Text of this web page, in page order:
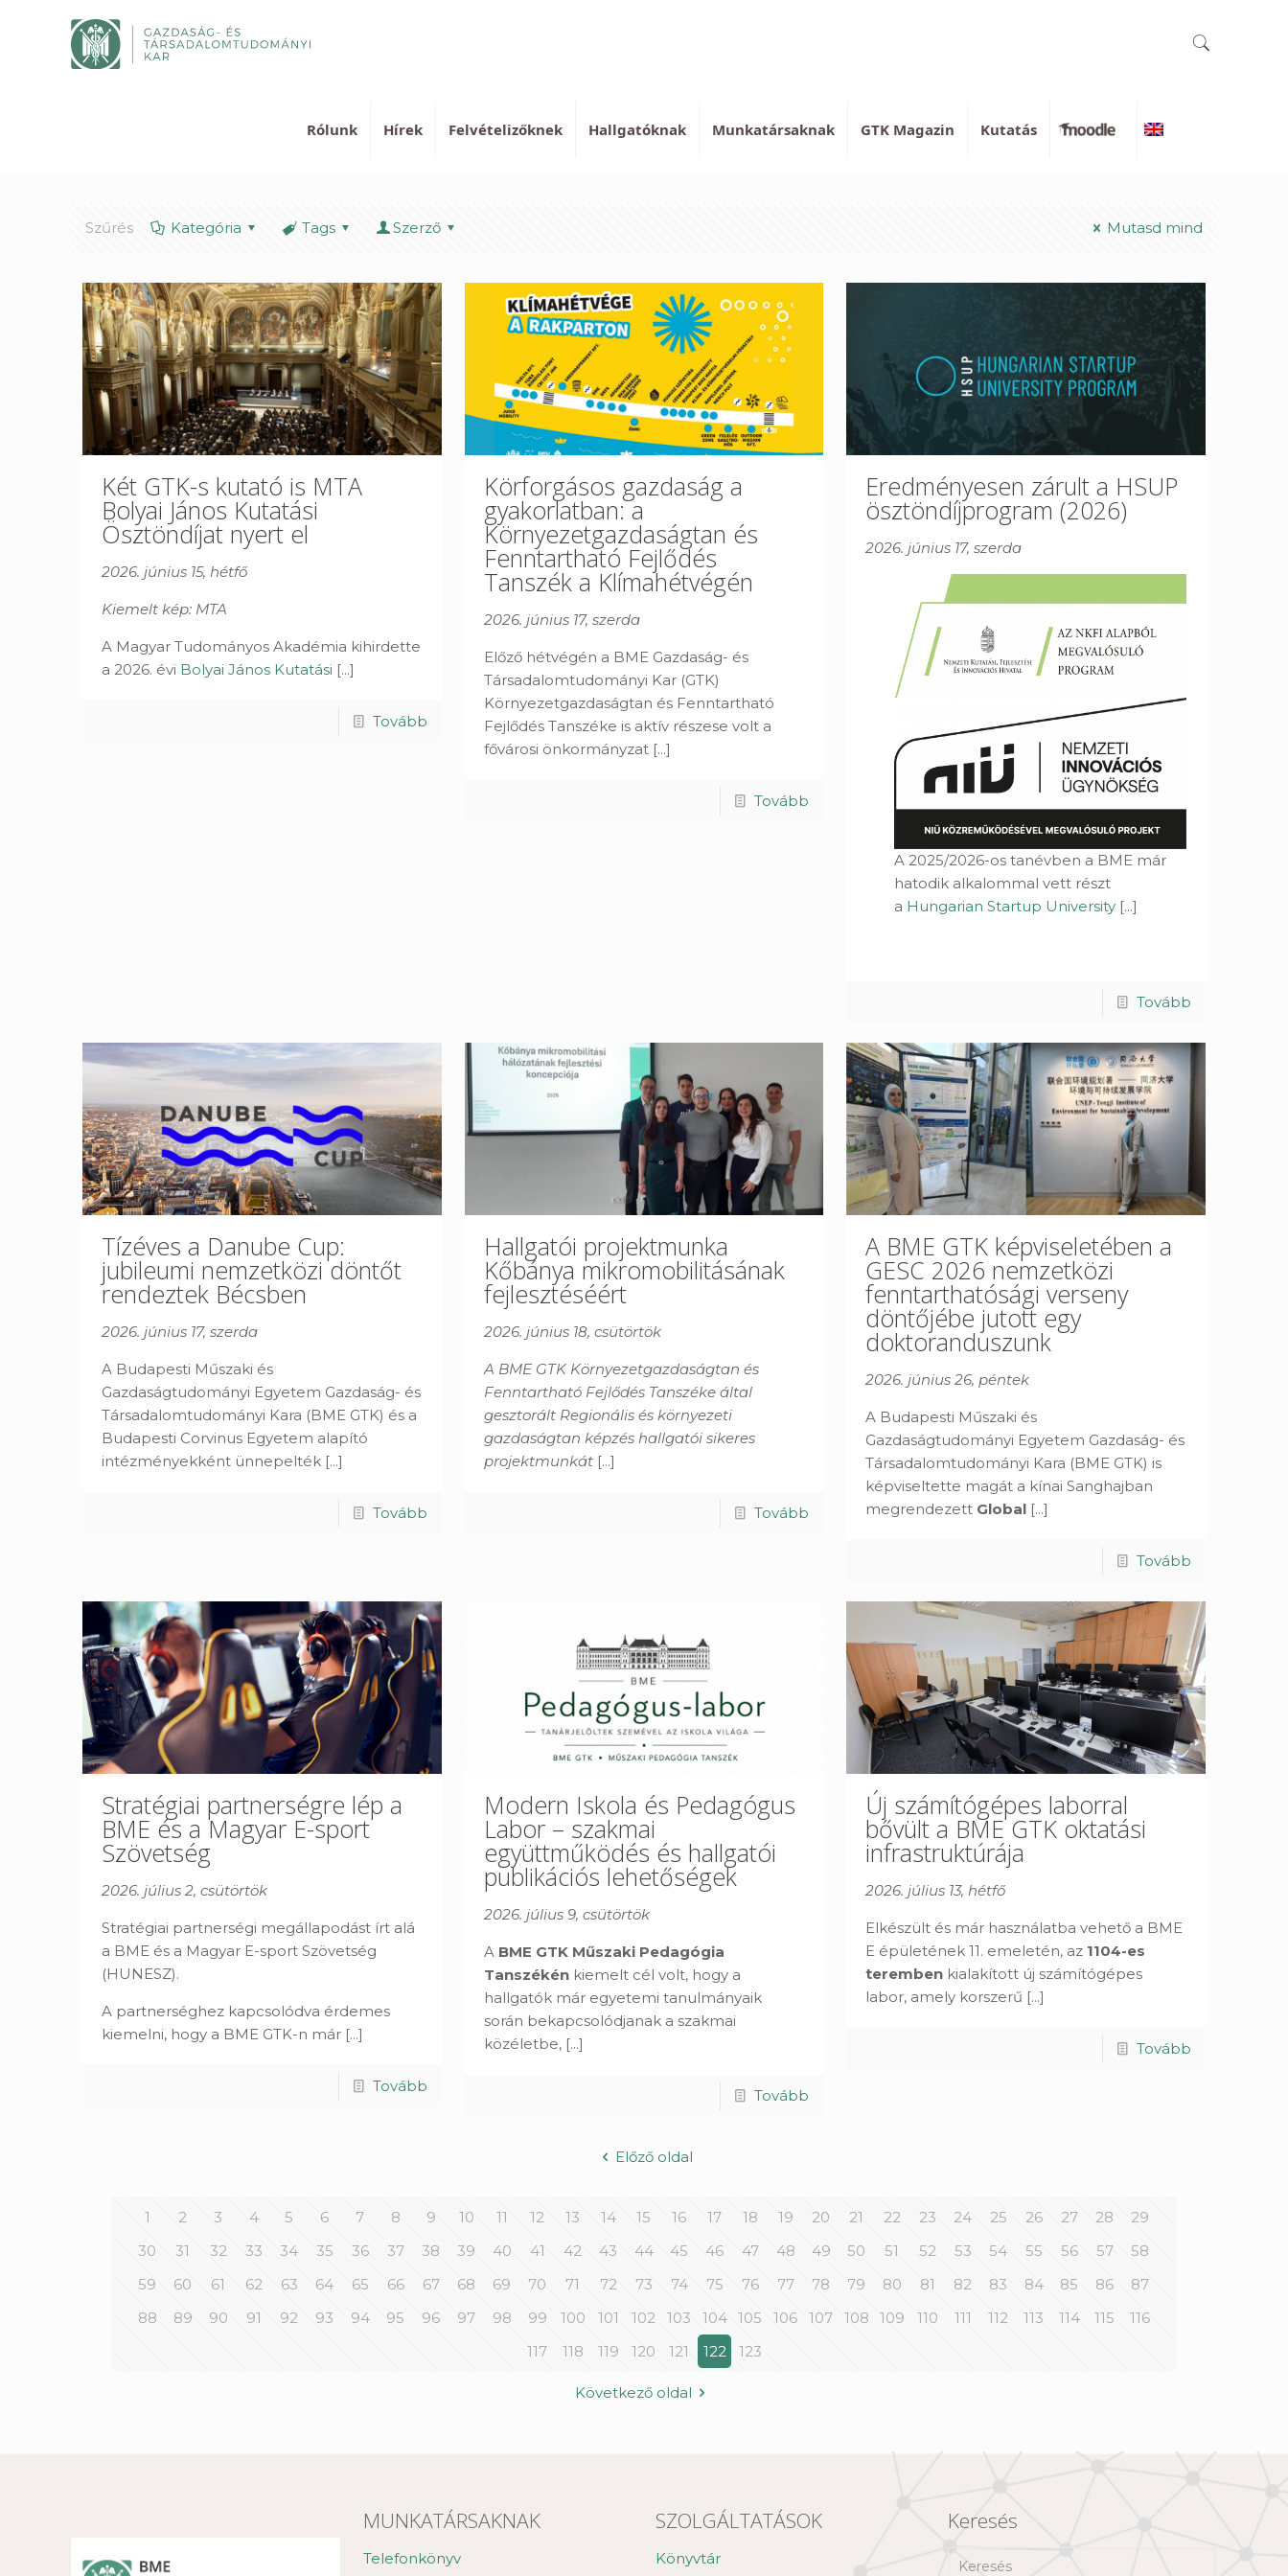
Rólunk Hírek Felvételizőknek Hallgatóknak Munkatársaknak GTK Magazin Kutatás Moodle English
Szűrés Kategória Tags Szerző Mutasd mind
Két GTK-s kutató is MTA
Bolyai János Kutatási
Ösztöndíjat nyert el
2026. június 15, hétfő
Kiemelt kép: MTA
A Magyar Tudományos Akadémia kihirdette
a 2026. évi Bolyai János Kutatási [...]
Tovább
Körforgásos gazdaság a
gyakorlatban: a
Környezetgazdaságtan és
Fenntartható Fejlődés
Tanszék a Klímahétvégén
2026. június 17, szerda
Előző hétvégén a BME Gazdaság- és
Társadalomtudományi Kar (GTK)
Környezetgazdaságtan és Fenntartható
Fejlődés Tanszéke is aktív részese volt a
fővárosi önkormányzat [...]
Tovább
Eredményesen zárult a HSUP
ösztöndíjprogram (2026)
2026. június 17, szerda
A 2025/2026-os tanévben a BME már
hatodik alkalommal vett részt
a Hungarian Startup University [...]
Tovább
Tízéves a Danube Cup:
jubileumi nemzetközi döntőt
rendeztek Bécsben
2026. június 17, szerda
A Budapesti Műszaki és
Gazdaságtudományi Egyetem Gazdaság- és
Társadalomtudományi Kara (BME GTK) és a
Budapesti Corvinus Egyetem alapító
intézményekként ünnepelték [...]
Tovább
Hallgatói projektmunka
Kőbánya mikromobilitásának
fejlesztéséért
2026. június 18, csütörtök
A BME GTK Környezetgazdaságtan és
Fenntartható Fejlődés Tanszéke által
gesztorált Regionális és környezeti
gazdaságtan képzés hallgatói sikeres
projektmunkát [...]
Tovább
A BME GTK képviseletében a
GESC 2026 nemzetközi
fenntarthatósági verseny
döntőjébe jutott egy
doktoranduszunk
2026. június 26, péntek
A Budapesti Műszaki és
Gazdaságtudományi Egyetem Gazdaság- és
Társadalomtudományi Kara (BME GTK) is
képviseltette magát a kínai Sanghajban
megrendezett Global [...]
Tovább
Stratégiai partnerségre lép a
BME és a Magyar E-sport
Szövetség
2026. július 2, csütörtök
Stratégiai partnerségi megállapodást írt alá
a BME és a Magyar E-sport Szövetség
(HUNESZ).
A partnerséghez kapcsolódva érdemes
kiemelni, hogy a BME GTK-n már [...]
Tovább
Modern Iskola és Pedagógus
Labor – szakmai
együttműködés és hallgatói
publikációs lehetőségek
2026. július 9, csütörtök
A BME GTK Műszaki Pedagógia
Tanszékénkiemelt cél volt, hogy a
hallgatók már egyetemi tanulmányaik
során bekapcsolódjanak a szakmai
közéletbe, [...]
Tovább
Új számítógépes laborral
bővült a BME GTK oktatási
infrastruktúrája
2026. július 13, hétfő
Elkészült és már használatba vehető a BME
E épületének 11. emeletén, az 1104-es
teremben kialakított új számítógépes
labor, amely korszerű [...]
Tovább
Előző oldal
1 2 3 4 5 6 7 8 9 10 11 12 13 14 15 16 17 18 19 20 21 22 23 24 25 26 27 28
29
30
31 32 33 34 35 36 37 38 39 40 41 42 43 44 45 46 47 48 49 50 51 52 53 54 55 56 57
58
59
60 61 62 63 64 65 66 67 68 69 70 71 72 73 74 75 76 77 78 79 80 81 82 83 84 85 86
87
88
89 90 91 92 93 94 95 96 97 98 99 100 101 102 103 104 105 106 107 108 109 110 111 112 113 114 115
116
117
118 119 120 121 122 123
Következő oldal
MUNKATÁRSAKNAK
Telefonkönyv
SZOLGÁLTATÁSOK
Könyvtár
Keresés